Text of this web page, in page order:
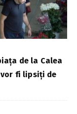
de la Calea
fi lipsiți de